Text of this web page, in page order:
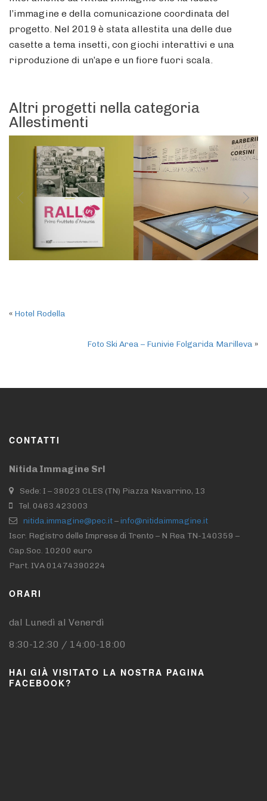
l’immagine e della comunicazione coordinata del
progetto. Nel 2019 è stata allestita una delle due
casette a tema insetti, con giochi interattivi e una
riproduzione di un’ape e un fiore fuori scala.
Altri progetti nella categoria
Allestimenti
« Hotel Rodella
Foto Ski Area – Funivie Folgarida Marilleva »
CONTATTI
Nitida Immagine Srl
Sede: I – 38023 CLES (TN) Piazza Navarrino, 13
Tel. 0463.423003
nitida.immagine@pec.it–info@nitidaimmagine.it
Iscr. Registro delle Imprese di Trento – N Rea TN-140359 –
Cap.Soc. 10200 euro
Part. IVA 01474390224
ORARI
dal Lunedì al Venerdì
8:30-12:30 / 14:00-18:00
HAI GIÀ VISITATO LA NOSTRA PAGINA
FACEBOOK?